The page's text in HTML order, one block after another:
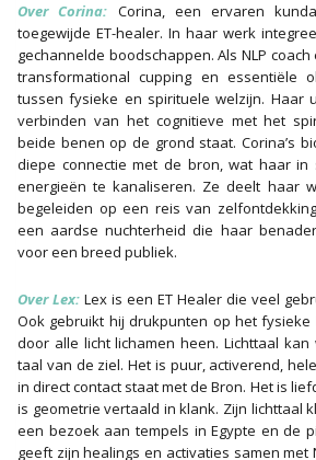
Over Corina: Corina, een ervaren
toegewijde ET-healer. In haar werk
gechannelde boodschappen. Als NLP
transformational cupping en essentiële
tussen fysieke en spirituele welzijn. Haar
verbinden van het cognitieve met het
beide benen op de grond staat. Corina’s
diepe connectie met de bron, wat haar in
energieën te kanaliseren. Ze deelt haar
begeleiden op een reis van
een aardse nuchterheid die haar
voor een breed publiek.
Over Lex: Lex is een ET Healer die veel
Ook gebruikt hij drukpunten op het fysieke
door alle licht lichamen heen. Lichttaal
taal van de ziel. Het is puur, activerend,
in direct contact staat met de Bron. Het is
is geometrie vertaald in klank. Zijn lichttaal
een bezoek aan tempels in Egypte en de
geeft zijn healings en activaties samen met